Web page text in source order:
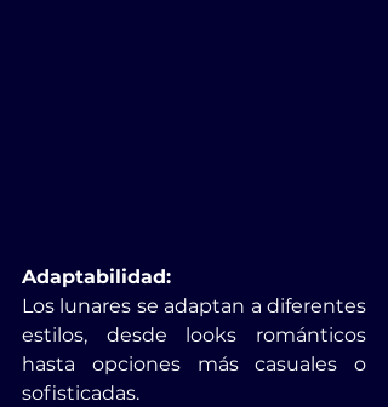
Adaptabilidad:
Los lunares se adaptan a diferentes
estilos, desde looks románticos
hasta opciones más casuales o
sofisticadas.